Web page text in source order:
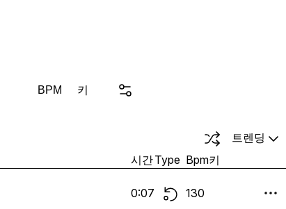
BPM 키
트렌딩
시간Type Bpm키
0:07 130